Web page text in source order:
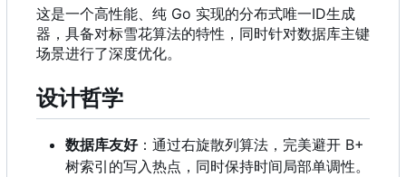
这是一个高性能、纯 Go 实现的分布式唯一ID生成
器 ， 具备对标雪花算法的特性 ， 同时针对数据库主键
场景进行了深度优化。
设计哲学
数据库友好：通过右旋散列算法，完美避开 B+
树索引的写入热点，同时保持时间局部单调性。